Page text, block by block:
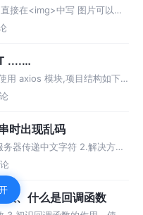
接在<img>中写 图片可以正
加载失败： 浏览器控制台的
....
Found)
用 axios 模块,项目结构如下
法 关键在第一个script标签
时出现乱码
器传递中文字符 2.解决方法
8解码.设置响应报文首部行:
、什么是回调函数